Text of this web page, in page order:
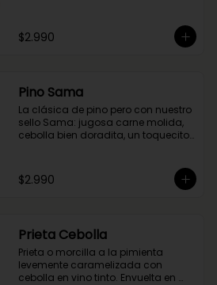
$2.990
Pino Sama
La clásica de pino pero con nuestro
sello Sama: jugosa carne molida,
cebolla bien doradita, un toquecito
que no podía faltar la aceituna y el
huevo, porque tradición siempre
$2.990
Prieta Cebolla
Prieta o morcilla a la pimienta
levemente caramelizada con
cebolla en vino tinto. Envuelta en